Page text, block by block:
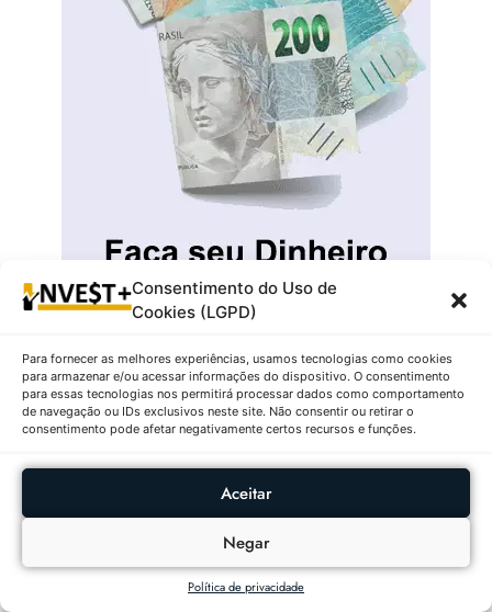
Consentimento do Uso de
Cookies (LGPD)
Para fornecer as melhores experiências, usamos tecnologias como cookies
para armazenar e/ou acessar informações do dispositivo. O consentimento
para essas tecnologias nos permitirá processar dados como comportamento
de navegação ou IDs exclusivos neste site. Não consentir ou retirar o
consentimento pode afetar negativamente certos recursos e funções.
Aceitar
Negar
Política de privacidade